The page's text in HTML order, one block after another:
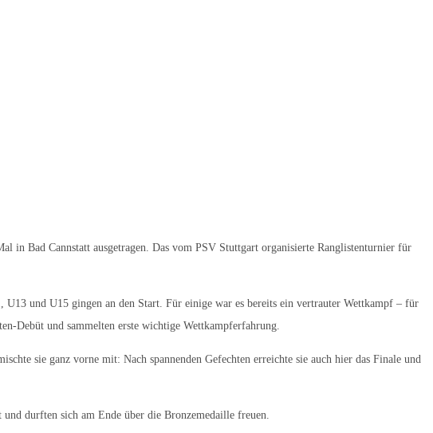
in Bad Cannstatt ausgetragen. Das vom PSV Stuttgart organisierte Ranglistenturnier für
U13 und U15 gingen an den Start. Für einige war es bereits ein vertrauter Wettkampf – für
Debüt und sammelten erste wichtige Wettkampferfahrung.
sie ganz vorne mit: Nach spannenden Gefechten erreichte sie auch hier das Finale und
durften sich am Ende über die Bronzemedaille freuen.